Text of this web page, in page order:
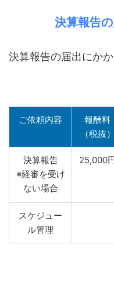
決算報告
決算報告の届出にかか
ご依頼内容
報酬料
（税抜）
決算報告
※経審を受け
ない場合
25,000
スケジュー
ル管理